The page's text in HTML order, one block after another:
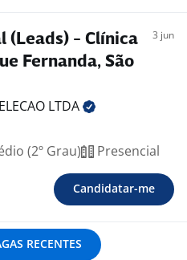
(Leads) - Clínica
Fernanda, São
3 jun
LTDA
(2º Grau) Presencial
Candidatar-me
RECENTES